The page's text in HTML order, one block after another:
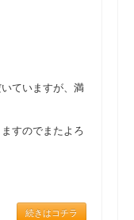
ていますが、満
すのでまたよろ
続きはコチラ